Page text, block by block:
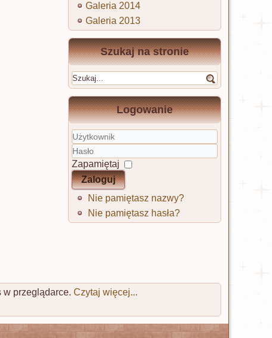
Galeria 2014
Galeria 2013
Szukaj na stronie
Logowanie
Użytkownik
Hasło
Zapamiętaj
Zaloguj
Nie pamiętasz nazwy?
Nie pamiętasz hasła?
przeglądarce. Czytaj więcej...